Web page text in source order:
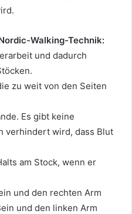
Walking-Technik:
und dadurch
zu weit von den Seiten
Es gibt keine
verhindert wird, dass Blut
am Stock, wenn er
und den rechten Arm
und den linken Arm